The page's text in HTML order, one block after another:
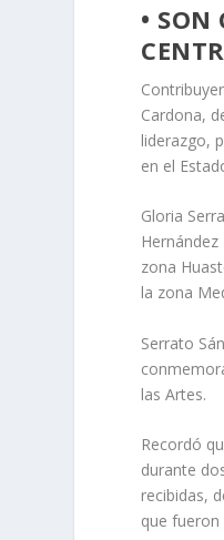
• SON
Cardona,
liderazgo,
en el
Gloria
zona
la zona
Serrato
las Artes.
Recordó
durante
recibidas,
que fueron